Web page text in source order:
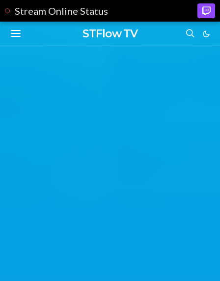
Stream Online Status
STFlow TV